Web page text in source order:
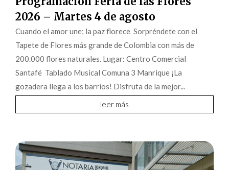
2026 – Martes 4 de agosto
Cuando el amor une; la paz florece Sorpréndete con el
Tapete de Flores más grande de Colombia con más de
200.000 flores naturales. Lugar: Centro Comercial
Santafé Tablado Musical Comuna 3 Manrique ¡La
gozadera llega a los barrios! Disfruta de la mejor...
leer más